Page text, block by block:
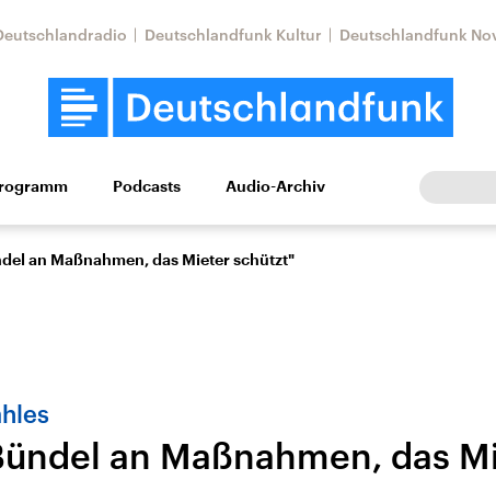
Deutschlandfunk Kultur Deutschlandfunk
Wissen Kultur Europa
Nahostkonflikt
Iran
Aktuelle Lage und
Podcasts Audio-Archiv
an Maßnahmen, das Mieter schützt"
an Maßnahmen, das